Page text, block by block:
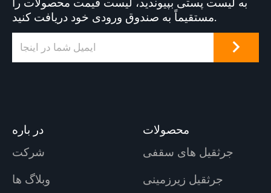
مستقیماً به صندوق ورودی خود دریافت کنید.
در باره
شرکت
وبلاگ ها
محصولات
جرثقیل های سقفی
جرثقیل زیرزمینی